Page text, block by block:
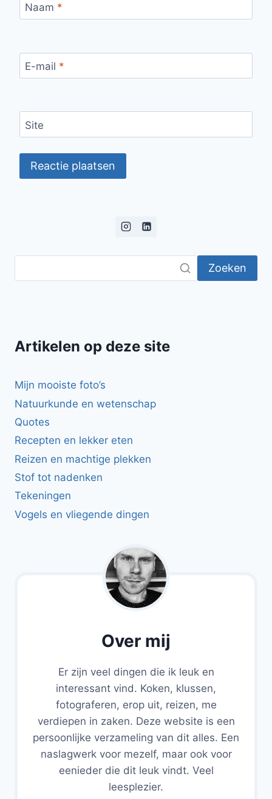
Naam *
E-mail *
Site
Zoeken
Artikelen op deze site
Mijn mooiste foto’s
Natuurkunde en wetenschap
Quotes
Recepten en lekker eten
Reizen en machtige plekken
Stof tot nadenken
Tekeningen
Vogels en vliegende dingen
Over mij
Er zijn veel dingen die ik leuk en
interessant vind. Koken, klussen,
fotograferen, erop uit, reizen, me
verdiepen in zaken. Deze website is een
persoonlijke verzameling van dit alles. Een
naslagwerk voor mezelf, maar ook voor
eenieder die dit leuk vindt. Veel
leesplezier.